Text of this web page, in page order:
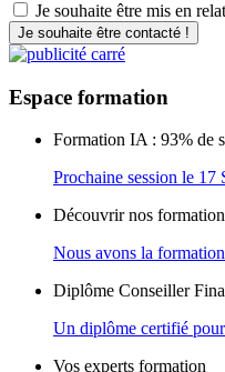
Je souhaite être mis en
Je souhaite être contacté !
Espace formation
Formation IA : 93% de
Prochaine session le 17
Découvrir nos
Nous avons la
Diplôme Conseiller
Un diplôme certifié
Vos experts formation